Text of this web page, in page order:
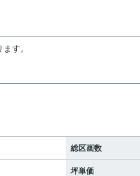
す。
総区画数
坪単価